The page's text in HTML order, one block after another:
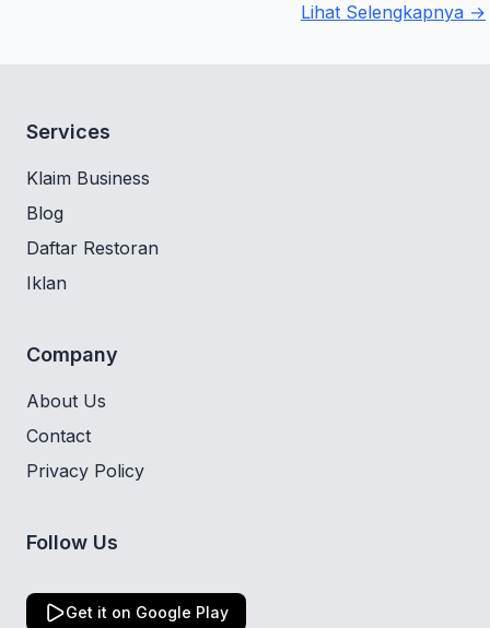
Lihat Selengkapnya →
Services
Klaim Business
Blog
Daftar Restoran
Iklan
Company
About Us
Contact
Privacy Policy
Follow Us
Get it on Google Play